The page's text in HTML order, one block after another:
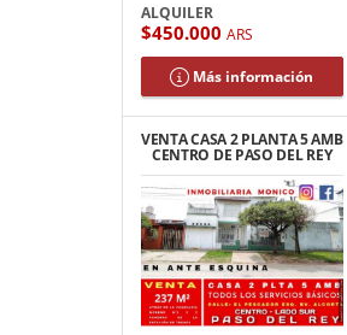
ALQUILER
$450.000 ARS
Más información
VENTA CASA 2 PLANTA 5 AMB
CENTRO DE PASO DEL REY